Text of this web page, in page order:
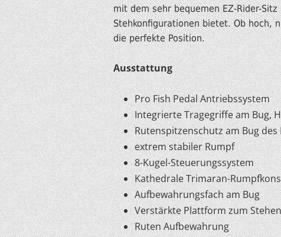
mit dem sehr bequemen EZ-Rider-
Stehkonfigurationen bietet. Ob hoch,
die perfekte Position.
Ausstattung
Pro Fish Pedal Antriebssystem
Integrierte Tragegriffe am Bug,
Rutenspitzenschutz am Bug des
extrem stabiler Rumpf
8-Kugel-Steuerungssystem
Kathedrale Trimaran-
Aufbewahrungsfach am Bug
Verstärkte Plattform zum Stehen
Ruten Aufbewahrung